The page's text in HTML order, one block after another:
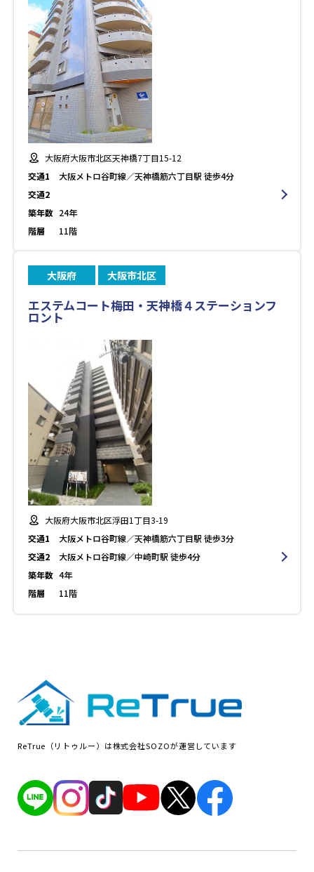
大阪府大阪市北区天神橋7丁目15-12
交通1
大阪メトロ谷町線／天神橋筋六丁目駅 徒歩4分
交通2
築年数 24年
階層
11階
大阪府 大阪市北区
エステムコート梅田・天神橋４ステーションフ
ロント
大阪府大阪市北区浮田1丁目3-19
交通1
大阪メトロ谷町線／天神橋筋六丁目駅 徒歩3分
交通2
大阪メトロ谷町線／中崎町駅 徒歩4分
築年数 4年
階層
11階
ReTrue（リトゥルー）は株式会社SOZOが運営しています